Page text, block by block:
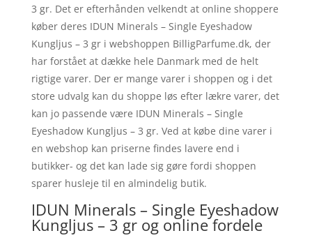
3 gr. Det er efterhånden velkendt at online shoppere
køber deres IDUN Minerals – Single Eyeshadow
Kungljus – 3 gr i webshoppen BilligParfume.dk, der
har forstået at dække hele Danmark med de helt
rigtige varer. Der er mange varer i shoppen og i det
store udvalg kan du shoppe løs efter lækre varer, det
kan jo passende være IDUN Minerals – Single
Eyeshadow Kungljus – 3 gr. Ved at købe dine varer i
en webshop kan priserne findes lavere end i
butikker- og det kan lade sig gøre fordi shoppen
sparer husleje til en almindelig butik.
IDUN Minerals – Single Eyeshadow
Kungljus – 3 gr og online fordele